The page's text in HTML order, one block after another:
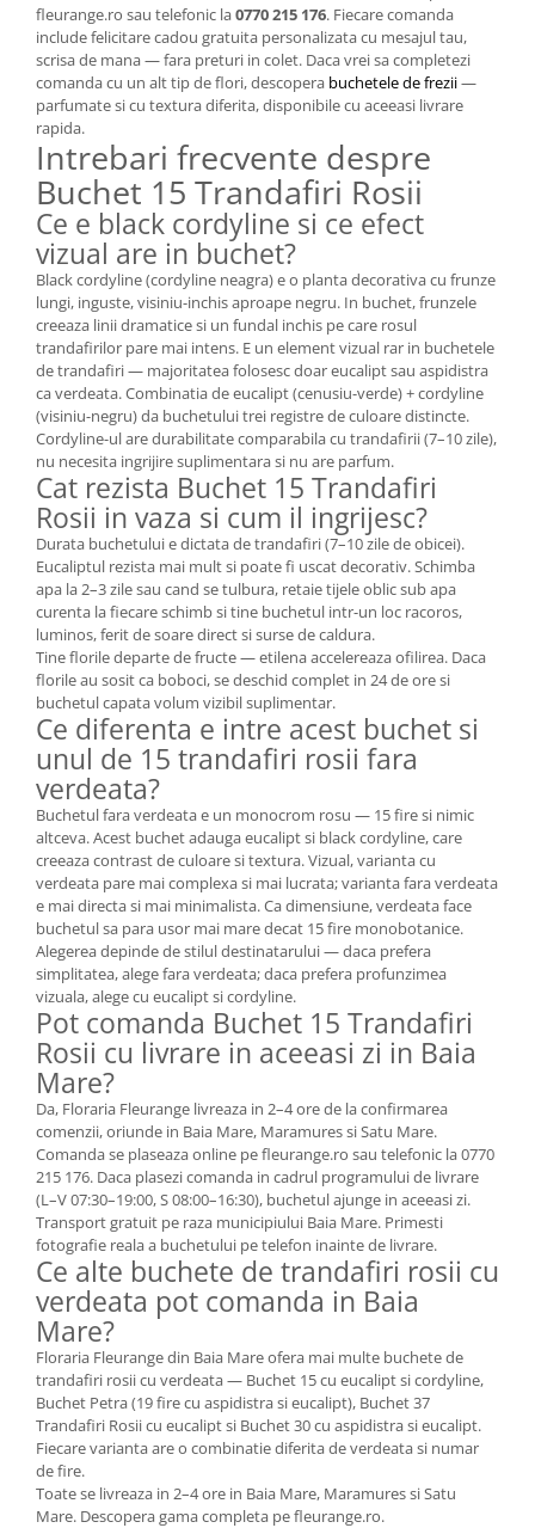
fleurange.ro sau telefonic la0770 215 176. Fiecare comanda
include felicitare cadou gratuita personalizata cu mesajul tau,
scrisa de mana — fara preturi in colet. Daca vrei sa completezi
comanda cu un alt tip de flori, descopera buchetele de frezii—
parfumate si cu textura diferita, disponibile cu aceeasi livrare
rapida.
Intrebari frecvente despre
Buchet 15 Trandafiri Rosii
Ce e black cordyline si ce efect
vizual are in buchet?
Black cordyline (cordyline neagra) e o planta decorativa cu frunze
lungi, inguste, visiniu-inchis aproape negru. In buchet, frunzele
creeaza linii dramatice si un fundal inchis pe care rosul
trandafirilor pare mai intens. E un element vizual rar in buchetele
de trandafiri — majoritatea folosesc doar eucalipt sau aspidistra
ca verdeata. Combinatia de eucalipt (cenusiu-verde) + cordyline
(visiniu-negru) da buchetului trei registre de culoare distincte.
Cordyline-ul are durabilitate comparabila cu trandafirii (7–10 zile),
nu necesita ingrijire suplimentara si nu are parfum.
Cat rezista Buchet 15 Trandafiri
Rosii in vaza si cum il ingrijesc?
Durata buchetului e dictata de trandafiri (7–10 zile de obicei).
Eucaliptul rezista mai mult si poate fi uscat decorativ. Schimba
apa la 2–3 zile sau cand se tulbura, retaie tijele oblic sub apa
curenta la fiecare schimb si tine buchetul intr-un loc racoros,
luminos, ferit de soare direct si surse de caldura.
Tine florile departe de fructe — etilena accelereaza ofilirea. Daca
florile au sosit ca boboci, se deschid complet in 24 de ore si
buchetul capata volum vizibil suplimentar.
Ce diferenta e intre acest buchet si
unul de 15 trandafiri rosii fara
verdeata?
Buchetul fara verdeata e un monocrom rosu — 15 fire si nimic
altceva. Acest buchet adauga eucalipt si black cordyline, care
creeaza contrast de culoare si textura. Vizual, varianta cu
verdeata pare mai complexa si mai lucrata; varianta fara verdeata
e mai directa si mai minimalista. Ca dimensiune, verdeata face
buchetul sa para usor mai mare decat 15 fire monobotanice.
Alegerea depinde de stilul destinatarului — daca prefera
simplitatea, alege fara verdeata; daca prefera profunzimea
vizuala, alege cu eucalipt si cordyline.
Pot comanda Buchet 15 Trandafiri
Rosii cu livrare in aceeasi zi in Baia
Mare?
Da, Floraria Fleurange livreaza in 2–4 ore de la confirmarea
comenzii, oriunde in Baia Mare, Maramures si Satu Mare.
Comanda se plaseaza online pe fleurange.ro sau telefonic la 0770
215 176. Daca plasezi comanda in cadrul programului de livrare
(L–V 07:30–19:00, S 08:00–16:30), buchetul ajunge in aceeasi zi.
Transport gratuit pe raza municipiului Baia Mare. Primesti
fotografie reala a buchetului pe telefon inainte de livrare.
Ce alte buchete de trandafiri rosii cu
verdeata pot comanda in Baia
Mare?
Floraria Fleurange din Baia Mare ofera mai multe buchete de
trandafiri rosii cu verdeata — Buchet 15 cu eucalipt si cordyline,
Buchet Petra (19 fire cu aspidistra si eucalipt), Buchet 37
Trandafiri Rosii cu eucalipt si Buchet 30 cu aspidistra si eucalipt.
Fiecare varianta are o combinatie diferita de verdeata si numar
de fire.
Toate se livreaza in 2–4 ore in Baia Mare, Maramures si Satu
Mare. Descopera gama completa pe fleurange.ro.